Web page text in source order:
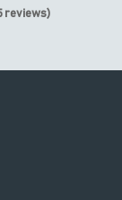
reviews)